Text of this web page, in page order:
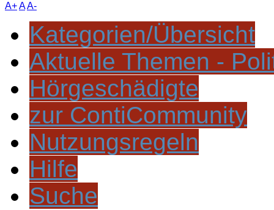
A+AA-
Kategorien/Übersicht
Aktuelle Themen -
Hörgeschädigte
zur ContiCommunity
Nutzungsregeln
Hilfe
Suche